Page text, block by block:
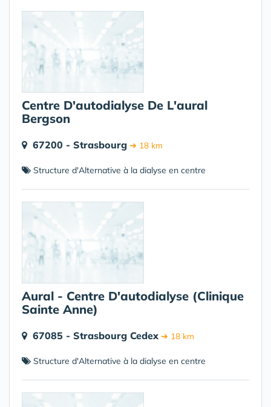
Centre D'autodialyse De L'aural
Bergson
67200 - Strasbourg ➔ 18 km
Structure d'Alternative à la dialyse en centre
Aural - Centre D'autodialyse (Clinique
Sainte Anne)
67085 - Strasbourg Cedex ➔ 18 km
Structure d'Alternative à la dialyse en centre